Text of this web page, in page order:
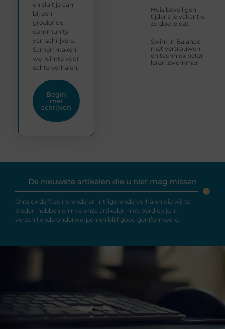
Huis beveiligen
tijdens je vakantie,
zo doe je dat
Swim in Balance:
met vertrouwen
en techniek beter
leren zwemmen
en sluit je aan
bij een
groeiende
community
van schrijvers.
Samen maken
we ruimte voor
echte verhalen.
Begin
met
schrijven
De nieuwste artikelen die u niet mag missen
Ontdek de fascinerende en intrigerende verhalen die wij te
bieden hebben en mis onze artikelen niet. Verdiep je in
verschillende onderwerpen en blijf goed geïnformeerd.